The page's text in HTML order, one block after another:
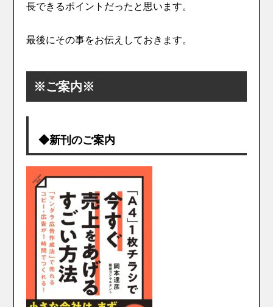
長できるポイントだったと思います。
最後にその事をお伝えしておきます。
※ご案内※
◆新刊のご案内